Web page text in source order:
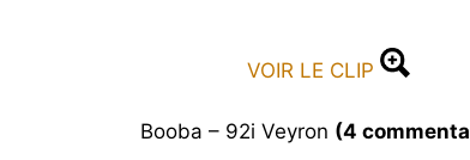
VOIR LE CLIP
Booba – 92i Veyron (4